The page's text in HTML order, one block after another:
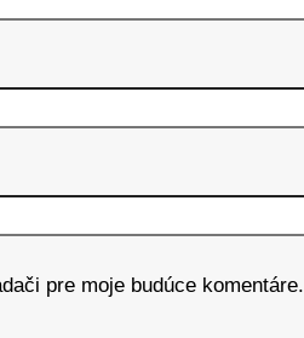
pre moje budúce komentáre.